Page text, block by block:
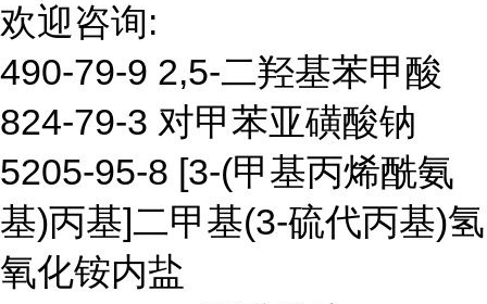
欢迎咨询:
490-79-9 2,5-二羟基苯甲酸
824-79-3 对甲苯亚磺酸钠
5205-95-8 [3-(甲基丙烯酰氨
基)丙基]二甲基(3-硫代丙基)氢
氧化铵内盐